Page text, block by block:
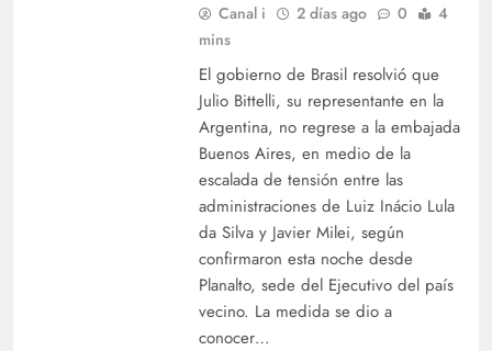
Canal i 2 días ago 0
4
mins
El gobierno de Brasil resolvió que
Julio Bittelli, su representante en la
Argentina, no regrese a la embajada
Buenos Aires, en medio de la
escalada de tensión entre las
administraciones de Luiz Inácio Lula
da Silva y Javier Milei, según
confirmaron esta noche desde
Planalto, sede del Ejecutivo del país
vecino. La medida se dio a
conocer…